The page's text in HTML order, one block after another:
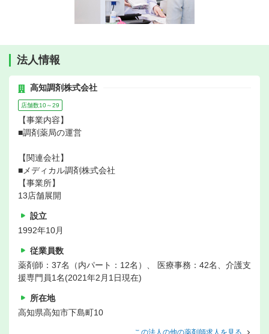
法人情報
高知調剤株式会社
店舗数10～29
【事業内容】
■調剤薬局の運営
【関連会社】
■メディカル調剤株式会社
【事業所】
13店舗展開
設立
1992年10月
従業員数
薬剤師：37名（内パート：12名）、 医療事務：42名、介護支
援専門員1名(2021年2月1日現在)
所在地
高知県高知市下島町10